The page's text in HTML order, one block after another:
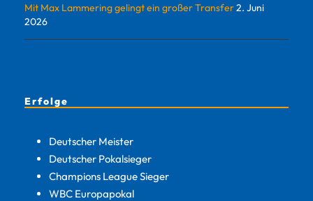
Mit Max Lammering gelingt ein großer Transfer2. Juni
2026
Erfolge
Deutscher Meister
Deutscher Pokalsieger
Champions League Sieger
WBC Europapokal